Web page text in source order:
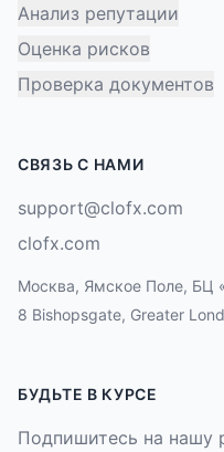
Анализ репутации
Оценка рисков
Проверка документов
СВЯЗЬ С НАМИ
support@clofx.com
clofx.com
Москва, Ямское Поле, БЦ
8 Bishopsgate, Greater
БУДЬТЕ В КУРСЕ
Подпишитесь на нашу